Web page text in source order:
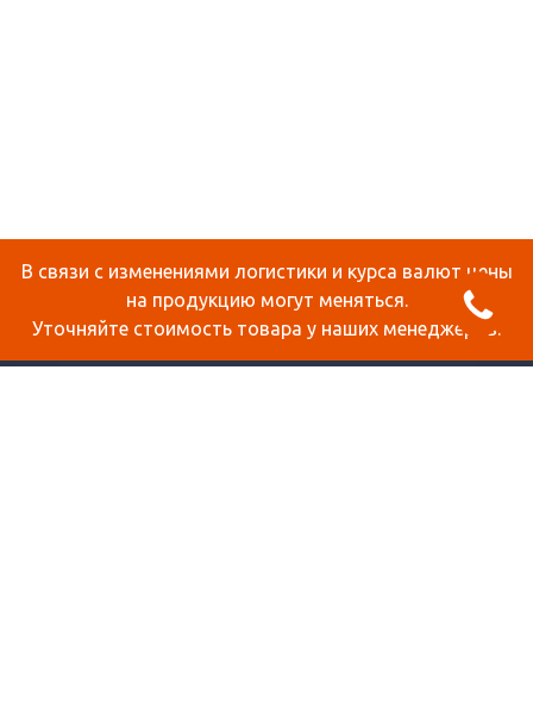
В связи с изменениями логистики и курса валют цены
на продукцию могут меняться.
Уточняйте стоимость товара у наших менеджеров.